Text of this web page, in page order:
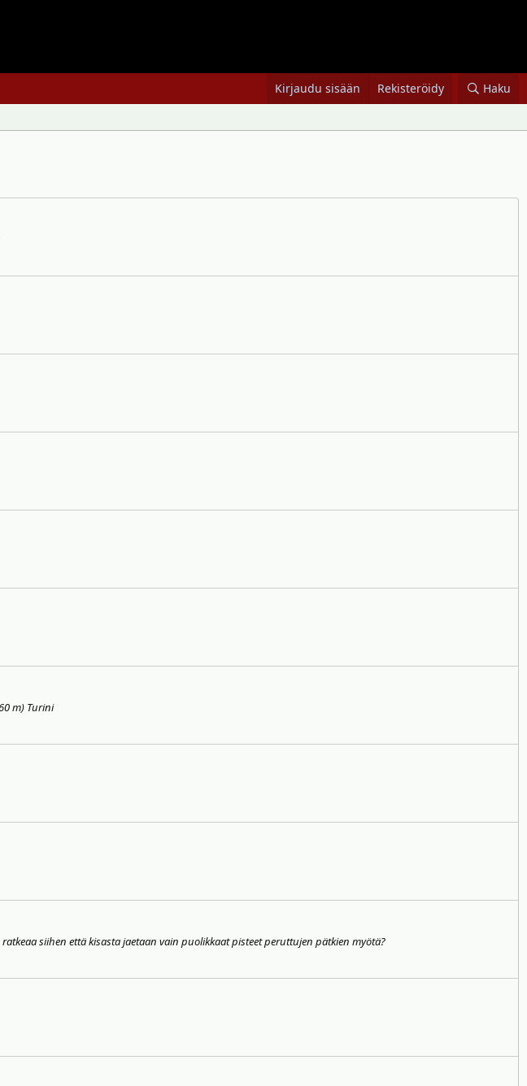
Kirjaudu sisään Rekisteröidy Haku
m) Turini
siihen että kisasta jaetaan vain puolikkaat pisteet peruttujen pätkien myötä?